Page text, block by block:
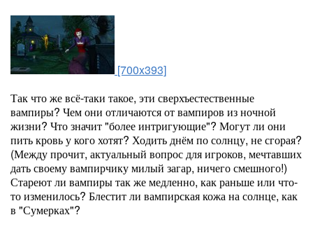
[700x393]
Так что же всё-таки такое, эти сверхъестественные
вампиры? Чем они отличаются от вампиров из ночной
жизни? Что значит "более интригующие"? Могут ли они
пить кровь у кого хотят? Ходить днём по солнцу, не сгорая?
(Между прочит, актуальный вопрос для игроков, мечтавших
дать своему вампирчику милый загар, ничего смешного!)
Стареют ли вампиры так же медленно, как раньше или что-
то изменилось? Блестит ли вампирская кожа на солнце, как
в "Сумерках"?